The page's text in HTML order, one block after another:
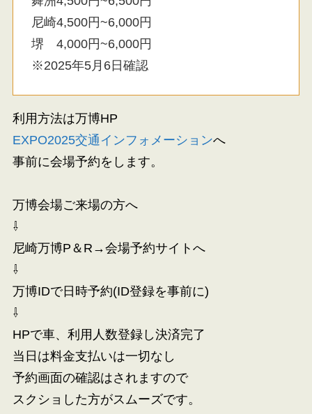
尼崎4,500円~6,000円
堺 4,000円~6,000円
※2025年5月6日確認
利用方法は万博HP
EXPO2025交通インフォメーションへ
事前に会場予約をします。
万博会場ご来場の方へ
⇩
尼崎万博P＆R→会場予約サイトへ
⇩
万博IDで日時予約(ID登録を事前に)
⇩
HPで車、利用人数登録し決済完了
当日は料金支払いは一切なし
予約画面の確認はされますので
スクショした方がスムーズです。